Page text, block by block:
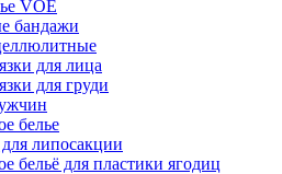
VOE
бандажи
для лица
для груди
белье
липосакции
бельё для пластики ягодиц